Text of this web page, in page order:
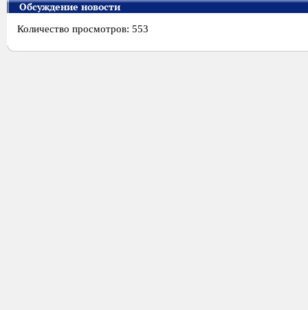
Обсуждение новости
Количество просмотров: 553